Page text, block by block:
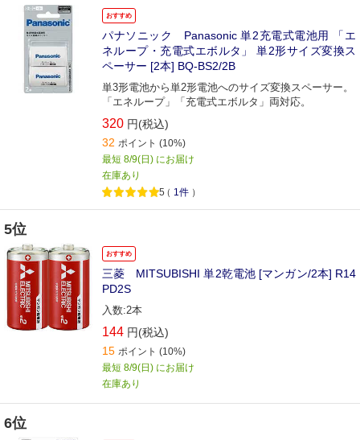
おすすめ
パナソニック Panasonic 単2充電式電池用 「エ
ネループ・充電式エボルタ」 単2形サイズ変換ス
ペーサー [2本] BQ-BS2/2B
単3形電池から単2形電池へのサイズ変換スペーサー。
「エネループ」「充電式エボルタ」両対応。
320 円(税込)
32 ポイント (10%)
最短 8/9(日) にお届け
在庫あり
5（ 1件 ）
5位
おすすめ
三菱 MITSUBISHI 単2乾電池 [マンガン/2本] R14
PD2S
入数:2本
144 円(税込)
15 ポイント (10%)
最短 8/9(日) にお届け
在庫あり
6位